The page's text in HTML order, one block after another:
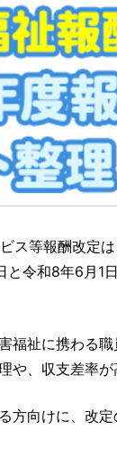
ス等報酬改定
と令和8年6月
福祉に携わる
や、収支差率
方向けに、改